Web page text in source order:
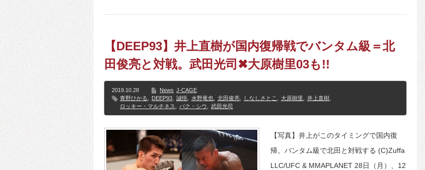
【DEEP93】井上直樹が国内復帰戦でバンタム級＝北
田俊亮と対戦。武田光司✖大原樹里03も!!
2019.10.28 News J-CAGE
青野ひかる
DEEP93 誠悟 水野竜也 北田俊亮 しなしさとこ 大原樹里 井上直樹
ロッキー・マルチネス
パク・シウ 武田光司
【写真】井上がこのタイミングで国内復
帰。バンタム級で北田と対戦する (C)Zuffa
LLC/UFC & MMAPLANET 28日（月）、12